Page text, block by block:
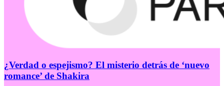
¿Verdad o espejismo? El misterio detrás de ‘nuevo
romance’ de Shakira